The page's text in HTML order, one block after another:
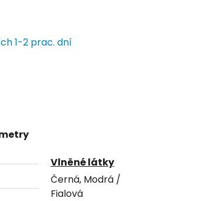
1-2 prac. dní
Vlněné látky
Černá, Modrá /
Fialová